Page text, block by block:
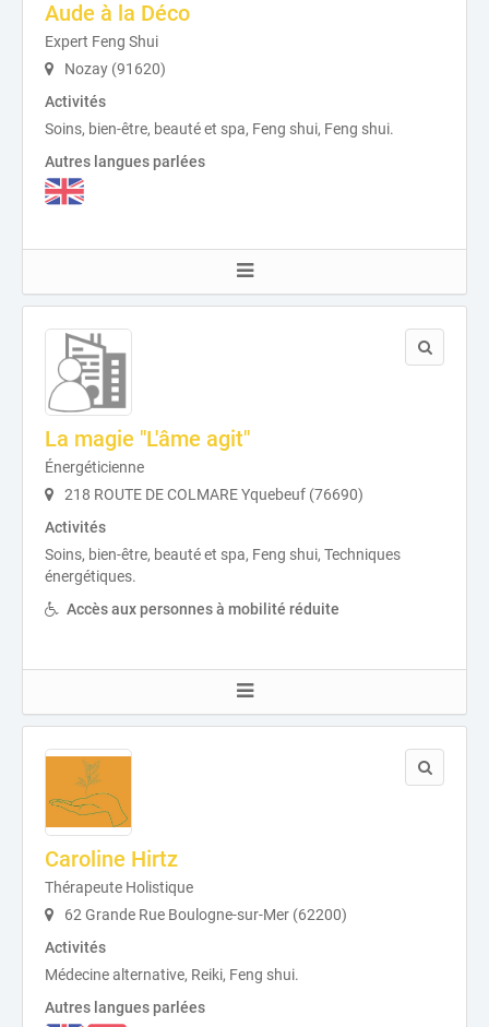
Aude à la Déco
Expert Feng Shui
Nozay (91620)
Activités
Soins, bien-être, beauté et spa, Feng shui, Feng shui.
Autres langues parlées
La magie "L'âme agit"
Énergéticienne
218 ROUTE DE COLMARE Yquebeuf (76690)
Activités
Soins, bien-être, beauté et spa, Feng shui, Techniques
énergétiques.
Accès aux personnes à mobilité réduite
Caroline Hirtz
Thérapeute Holistique
62 Grande Rue Boulogne-sur-Mer (62200)
Activités
Médecine alternative, Reiki, Feng shui.
Autres langues parlées